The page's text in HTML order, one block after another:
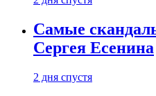
Самые
Сергея Есенина
2 дня спустя